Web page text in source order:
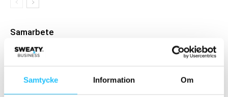
Samtycke Information Om
Samarbete
MEST POPULÄRA